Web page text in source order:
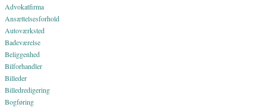
Advokatfirma
Ansættelsesforhold
Autoværksted
Badeværelse
Beliggenhed
Bilforhandler
Billeder
Billedredigering
Bogføring